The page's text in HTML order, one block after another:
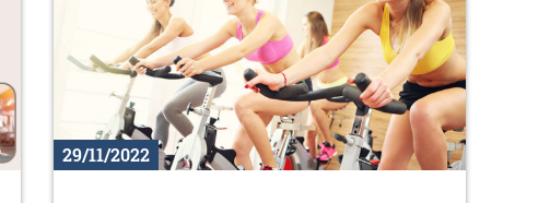
29/11/2022